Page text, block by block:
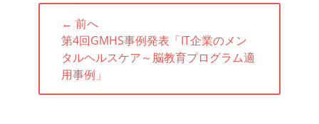
投
← 前へ
前
の
投
稿:
第4回GMHS事例発表「IT企業のメン
タルヘルスケア～脳教育プログラム適
用事例」